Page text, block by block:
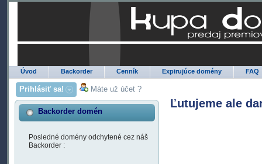
Úvod Backorder Cenník Expirujúce domény FAQ
Prihlásiť sa! Máte už účet ?
Backorder domén
Posledné domény odchytené cez náš
Backorder :
Ľutujeme ale